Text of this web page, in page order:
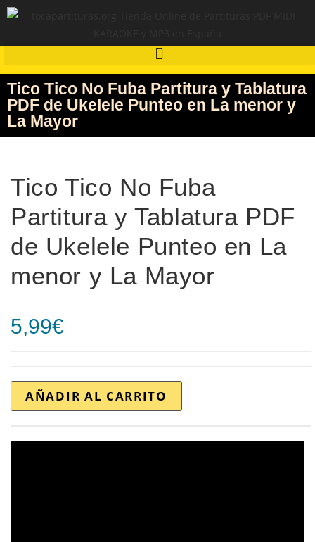
Tico Tico No Fuba Partitura y Tablatura
PDF de Ukelele Punteo en La menor y
La Mayor
Tico Tico No Fuba
Partitura y Tablatura PDF
de Ukelele Punteo en La
menor y La Mayor
5,99€
AÑADIR AL CARRITO